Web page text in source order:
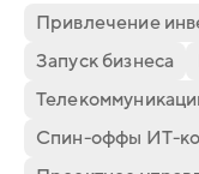
Привлечение
Запуск бизнеса
Спин-оффы ИТ-